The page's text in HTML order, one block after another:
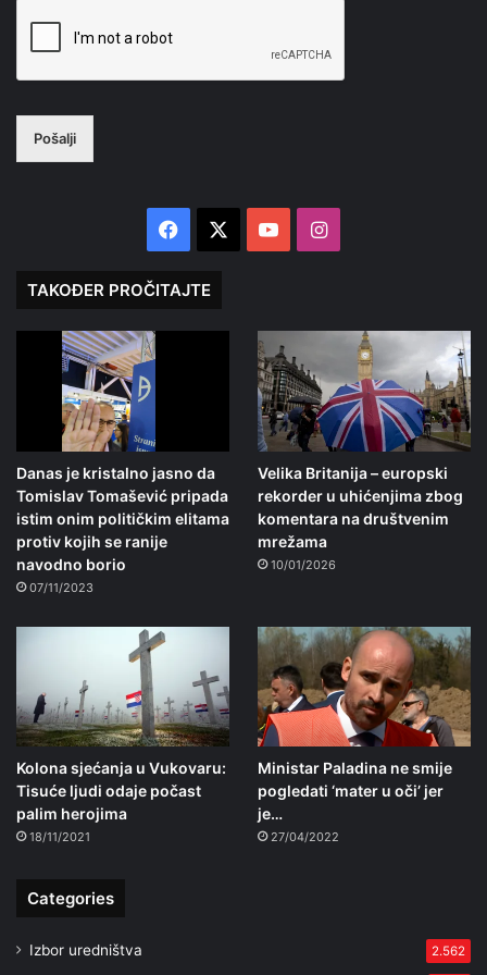
Pošalji
Facebook YouTubeInstagram
TAKOĐER PROČITAJTE
Danas je kristalno jasno da
Tomislav Tomašević pripada
istim onim političkim elitama
protiv kojih se ranije
navodno borio
07/11/2023
Velika Britanija – europski
rekorder u uhićenjima zbog
komentara na društvenim
mrežama
10/01/2026
Kolona sjećanja u Vukovaru:
Tisuće ljudi odaje počast
palim herojima
18/11/2021
Ministar Paladina ne smije
pogledati ‘mater u oči’ jer
je…
27/04/2022
Categories
Izbor uredništva 2.562